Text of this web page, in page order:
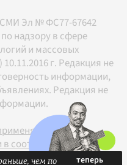
СМИ Эл № ФС77-67642
надзору в сфере
и массовых
г. Редакция не
информации,
Редакция не
соответствии с
чем по